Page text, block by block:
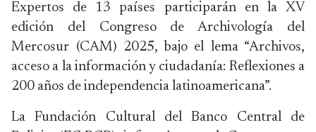
Expertos de 13 países participarán en la XV
edición del Congreso de Archivología del
Mercosur (CAM) 2025, bajo el lema “Archivos,
acceso a la información y ciudadanía: Reflexiones a
200 años de independencia latinoamericana”.
La Fundación Cultural del Banco Central de